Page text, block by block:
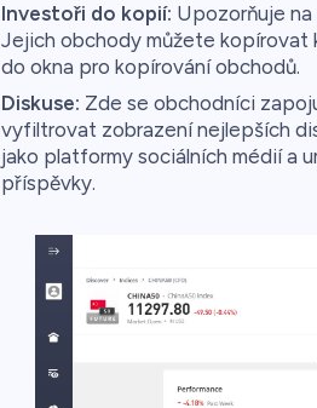
Investoři do kopií: Upozorňuje
Jejich obchody můžete kopírovat
do okna pro kopírování obchodů.
Diskuse: Zde se obchodníci
vyfiltrovat zobrazení nejlepších
jako platformy sociálních médií a
příspěvky.